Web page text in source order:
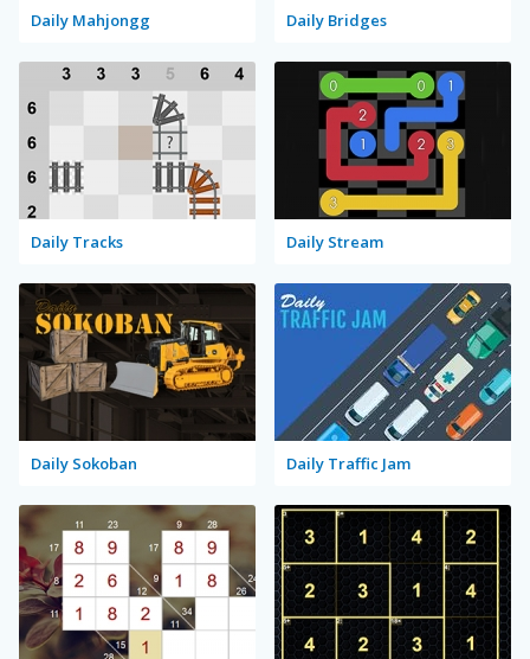
Daily Mahjongg Daily Bridges
Daily Tracks Daily Stream
Daily Sokoban Daily Traffic Jam